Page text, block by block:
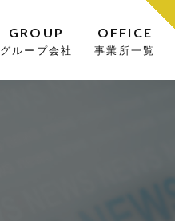
GROUP
グループ会社
OFFICE
事業所一覧